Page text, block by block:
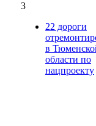
3
22 дороги
в
области по
нацпроекту